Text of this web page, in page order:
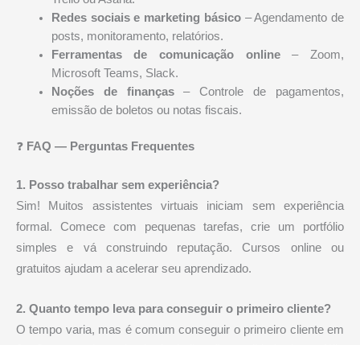
Redes sociais e marketing básico– Agendamento de
posts, monitoramento, relatórios.
Ferramentas de comunicação online– Zoom,
Microsoft Teams, Slack.
Noções de finanças– Controle de pagamentos,
emissão de boletos ou notas fiscais.
❓ FAQ — Perguntas Frequentes
1. Posso trabalhar sem experiência?
Sim! Muitos assistentes virtuais iniciam sem experiência
formal. Comece com pequenas tarefas, crie um portfólio
simples e vá construindo reputação. Cursos online ou
gratuitos ajudam a acelerar seu aprendizado.
2. Quanto tempo leva para conseguir o primeiro cliente?
O tempo varia, mas é comum conseguir o primeiro cliente em